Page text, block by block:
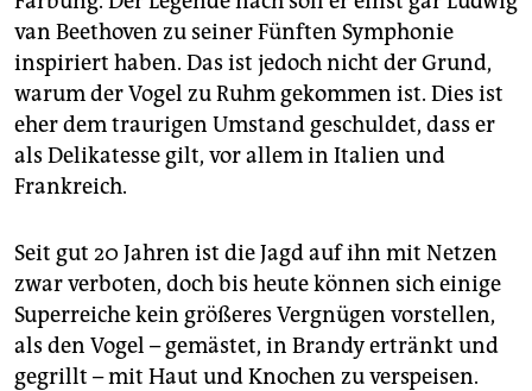
epaper login
van Beethoven zu seiner Fünften Symphonie
inspiriert haben. Das ist jedoch nicht der Grund,
warum der Vogel zu Ruhm gekommen ist. Dies ist
eher dem traurigen Umstand geschuldet, dass er
als Delikatesse gilt, vor allem in Italien und
Frankreich.
Seit gut 20 Jahren ist die Jagd auf ihn mit Netzen
zwar verboten, doch bis heute können sich einige
Superreiche kein größeres Vergnügen vorstellen,
als den Vogel – gemästet, in Brandy ertränkt und
gegrillt – mit Haut und Knochen zu verspeisen.